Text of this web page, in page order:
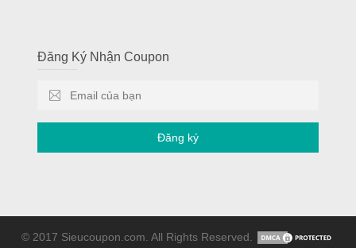
Đăng Ký Nhận Coupon
Đăng ký
© 2017 Sieucoupon.com. All Rights Reserved.